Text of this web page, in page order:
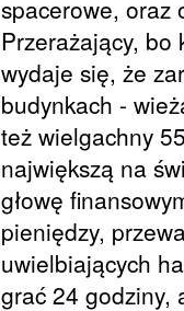
spacerowe, oraz
Przerażający, bo
wydaje się, że
budynkach -
też wielgachny
największą na
głowę
pieniędzy,
uwielbiających
grać 24 godziny,